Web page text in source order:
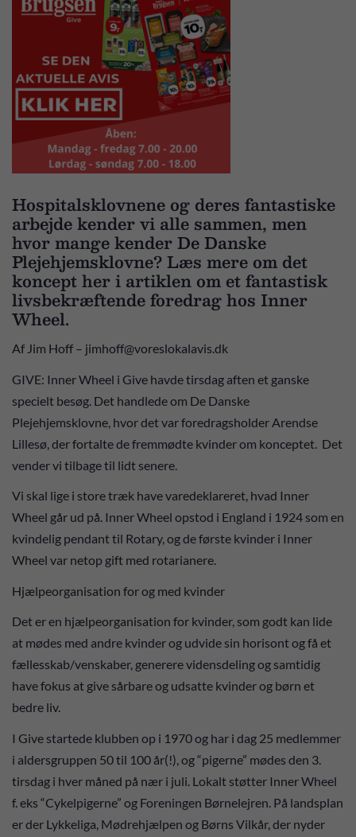
Hospitalsklovnene og deres fantastiske
arbejde kender vi alle sammen, men
hvor mange kender De Danske
Plejehjemsklovne? Læs mere om det
koncept her i artiklen om et fantastisk
livsbekræftende foredrag hos Inner
Wheel.
Af Jim Hoff – jimhoff@voreslokalavis.dk
GIVE: Inner Wheel i Give havde tirsdag aften et ganske
specielt besøg. Det handlede om De Danske
Plejehjemsklovne, hvor det var foredragsholder Arendse
Lillesø, der fortalte de fremmødte kvinder om konceptet. Det
vender vi tilbage til lidt senere.
Vi skal lige i store træk have varedeklareret, hvad Inner
Wheel går ud på. Inner Wheel opstod i England i 1924 som en
kvindelig pendant til Rotary, og de første kvinder i Inner
Wheel var netop gift med rotarianere.
Hjælpeorganisation for og med kvinder
Det er en hjælpeorganisation for kvinder, som godt kan lide
at mødes med andre kvinder og udvide sin horisont og få et
fællesskab/venskaber, generere vidensdeling og samtidig
have fokus at give sårbare og udsatte kvinder og børn et
bedre liv.
I Give startede klubben op i 1970 og har i dag 25 medlemmer
i aldersgruppen 50 til 100 år(!), og “pigerne” mødes den 3.
tirsdag i hver måned på nær i juli. Lokalt støtter Inner Wheel
f. eks “Cykelpigerne” og Foreningen Børnelejren. På landsplan
er der Lykkeliga, Mødrehjælpen og Børns Vilkår, der nyder